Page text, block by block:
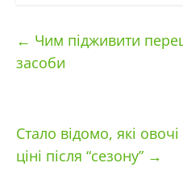
← Чим підживити
засоби
Стало відомо, які
ціні після “сезону” →